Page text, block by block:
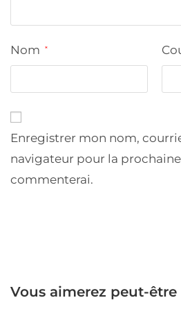
Nom *
Enregistrer mon nom,
navigateur pour la
commenterai.
Vous aimerez peut-être